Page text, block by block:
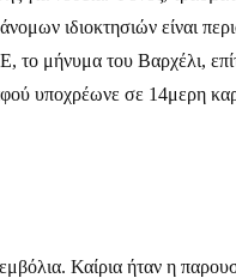
ιδιοκτησιών είναι
το μήνυμα του Βαρχέλι,
υποχρέωνε σε 14μερη
Καίρια ήταν η